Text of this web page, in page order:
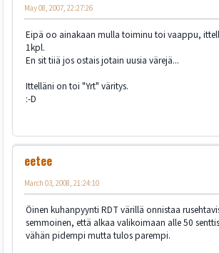
May 08, 2007, 22:27:26
Eipä oo ainakaan mulla toiminu toi vaappu,
1kpl.
En sit tiiä jos ostais jotain uusia värejä...
Ittelläni on toi "Yrt" väritys.
:-D
eetee
March 03, 2008, 21:24:10
Öinen kuhanpyynti RDT värillä onnistaa
semmoinen, että alkaa valikoimaan alle 50
vähän pidempi mutta tulos parempi.